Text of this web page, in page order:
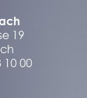
19
10 00